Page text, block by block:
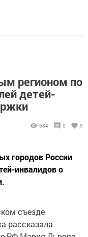
регионом по
детей-
634 0 0
городов России
инвалидов о
съезде
рассказала